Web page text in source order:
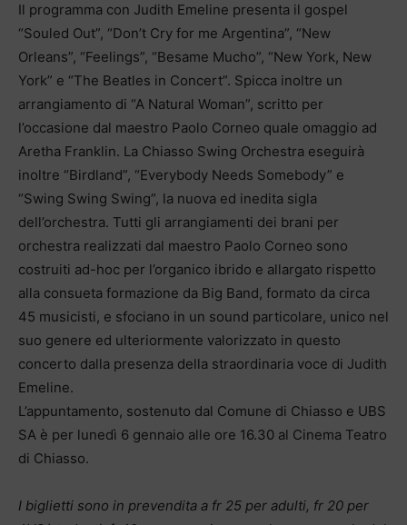
Il programma con Judith Emeline presenta il gospel
“Souled Out”, “Don’t Cry for me Argentina”, “New
Orleans”, “Feelings”, “Besame Mucho”, “New York, New
York” e “The Beatles in Concert”. Spicca inoltre un
arrangiamento di “A Natural Woman”, scritto per
l’occasione dal maestro Paolo Corneo quale omaggio ad
Aretha Franklin. La Chiasso Swing Orchestra eseguirà
inoltre “Birdland”, “Everybody Needs Somebody” e
“Swing Swing Swing”, la nuova ed inedita sigla
dell’orchestra. Tutti gli arrangiamenti dei brani per
orchestra realizzati dal maestro Paolo Corneo sono
costruiti ad-hoc per l’organico ibrido e allargato rispetto
alla consueta formazione da Big Band, formato da circa
45 musicisti, e sfociano in un sound particolare, unico nel
suo genere ed ulteriormente valorizzato in questo
concerto dalla presenza della straordinaria voce di Judith
Emeline.
L’appuntamento, sostenuto dal Comune di Chiasso e UBS
SA è per lunedì 6 gennaio alle ore 16.30 al Cinema Teatro
di Chiasso.
I biglietti sono in prevendita a fr 25 per adulti, fr 20 per